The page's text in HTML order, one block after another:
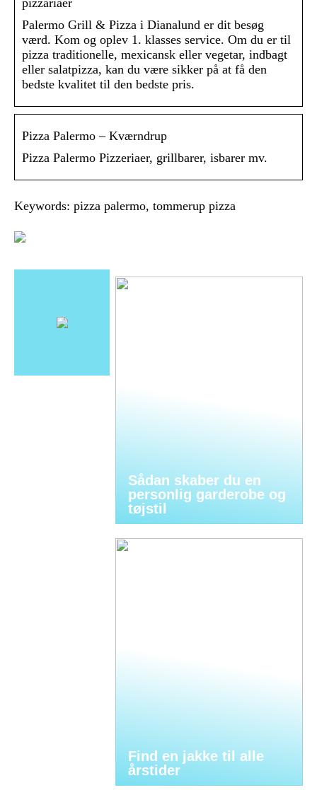
Palermo Grill & Pizza i Dianalund er dit besøg
værd. Kom og oplev 1. klasses service. Om du er til
pizza traditionelle, mexicansk eller vegetar, indbagt
eller salatpizza, kan du være sikker på at få den
bedste kvalitet til den bedste pris.
Pizza Palermo – Kværndrup
Pizza Palermo Pizzeriaer, grillbarer, isbarer mv.
Keywords: pizza palermo, tommerup pizza
Sådan skaber du en
personlig garderobe og
tøjstil
Find en jakke til alle
årstider